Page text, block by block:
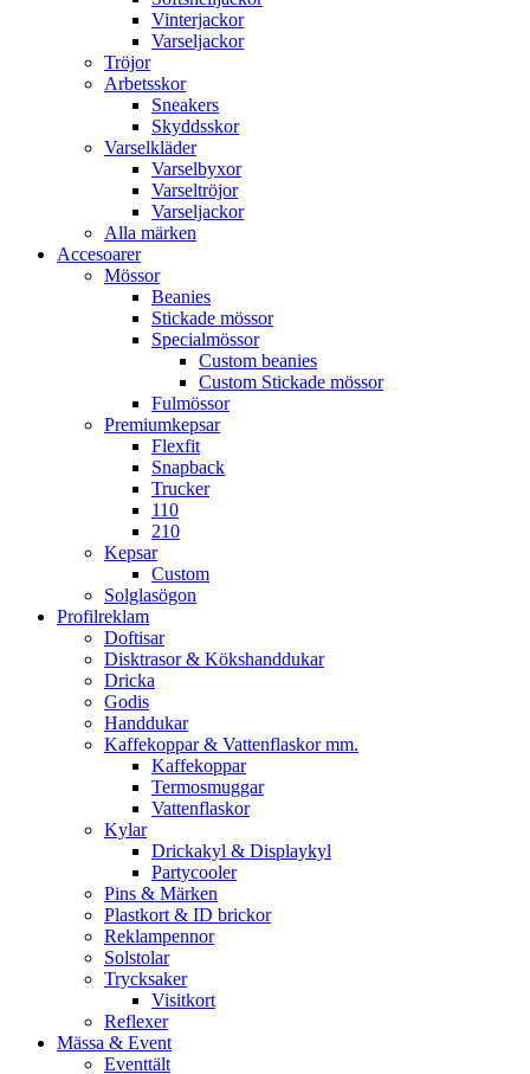
Vinterjackor
Varseljackor
Tröjor
Arbetsskor
Sneakers
Skyddsskor
Varselkläder
Varselbyxor
Varseltröjor
Varseljackor
Alla märken
Accesoarer
Mössor
Beanies
Stickade mössor
Specialmössor
Custom beanies
Custom Stickade mössor
Fulmössor
Premiumkepsar
Flexfit
Snapback
Trucker
110
210
Kepsar
Custom
Solglasögon
Profilreklam
Doftisar
Disktrasor & Kökshanddukar
Dricka
Godis
Handdukar
Kaffekoppar & Vattenflaskor mm.
Kaffekoppar
Termosmuggar
Vattenflaskor
Kylar
Drickakyl & Displaykyl
Partycooler
Pins & Märken
Plastkort & ID brickor
Reklampennor
Solstolar
Trycksaker
Visitkort
Reflexer
Mässa & Event
Eventtält